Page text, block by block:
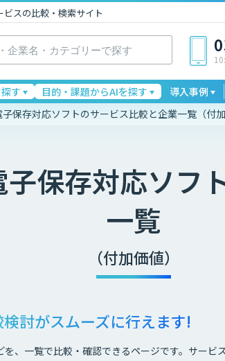
スの比較・検索サイト
す 目的・課題からAIを探す 導入事例
保存対応ソフトのサービス比較と企業一覧（付加
保存対応ソフ
一覧
（付加価値）
討がスムーズに行えます!
、一覧で比較・確認できるページです。サービ